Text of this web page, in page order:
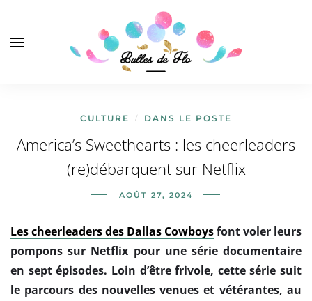
CULTURE / DANS LE POSTE
America’s Sweethearts : les cheerleaders
(re)débarquent sur Netflix
AOÛT 27, 2024
Les cheerleaders des Dallas Cowboysfont voler leurs
pompons sur Netflix pour une série documentaire
en sept épisodes. Loin d’être frivole, cette série suit
le parcours des nouvelles venues et vétérantes, au